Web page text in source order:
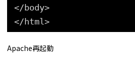
</body>
</html>
Apache再起動